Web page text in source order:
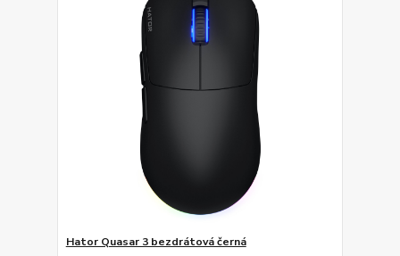
Hator Quasar 3 bezdrátová černá